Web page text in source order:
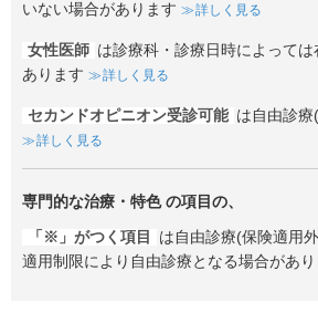
いない場合があります
詳しく見る
女性医師 は診療科・診療日時によって
あります
詳しく見る
セカンドオピニオン受診可能 は自由診
詳しく見る
専門的な治療・特色の項目の、
「※」がつく項目
は自由診療(保険適用
適用制限により自由診療となる場合があり